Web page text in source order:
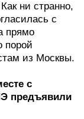
ни странно,
с
прямо
порой
из Москвы.
с
предъявили